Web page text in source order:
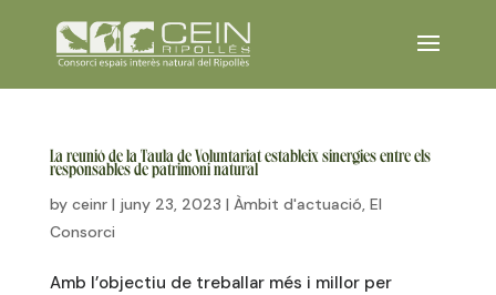
La reunió de la Taula de Voluntariat estableix sinergies entre els
responsables de patrimoni natural
by ceinr| juny 23, 2023 | Àmbit d'actuació, El
Consorci
Amb l’objectiu de treballar més i millor per